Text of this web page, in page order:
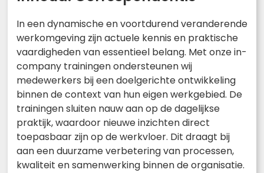
In een dynamische en voortdurend veranderende
werkomgeving zijn actuele kennis en praktische
vaardigheden van essentieel belang. Met onze in-
company trainingen ondersteunen wij
medewerkers bij een doelgerichte ontwikkeling
binnen de context van hun eigen werkgebied. De
trainingen sluiten nauw aan op de dagelijkse
praktijk, waardoor nieuwe inzichten direct
toepasbaar zijn op de werkvloer. Dit draagt bij
aan een duurzame verbetering van processen,
kwaliteit en samenwerking binnen de organisatie.